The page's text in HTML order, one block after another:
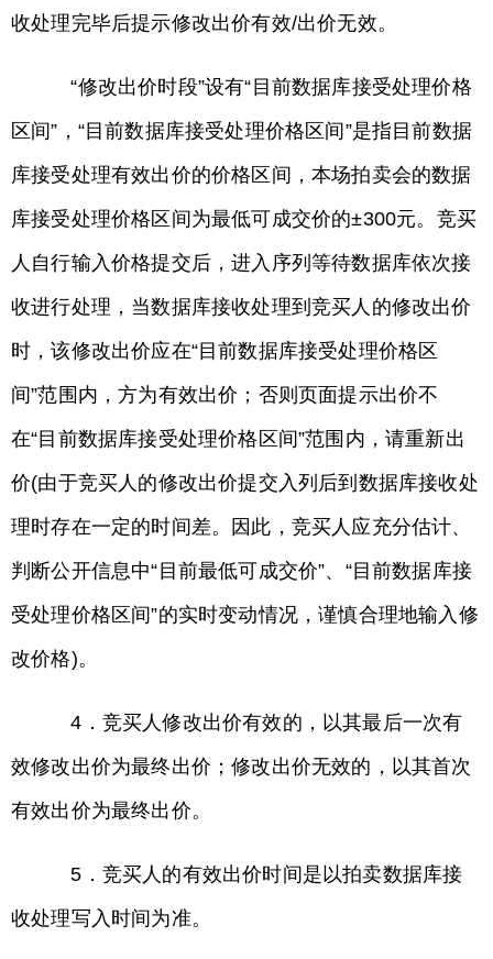
收处理完毕后提示修改出价有效/出价无效。
“修改出价时段”设有“目前数据库接受处理价格
区间”，“目前数据库接受处理价格区间”是指目前数据
库接受处理有效出价的价格区间，本场拍卖会的数据
库接受处理价格区间为最低可成交价的±300元。竞买
人自行输入价格提交后，进入序列等待数据库依次接
收进行处理，当数据库接收处理到竞买人的修改出价
时，该修改出价应在“目前数据库接受处理价格区
间”范围内，方为有效出价；否则页面提示出价不
在“目前数据库接受处理价格区间”范围内，请重新出
价(由于竞买人的修改出价提交入列后到数据库接收处
理时存在一定的时间差。因此，竞买人应充分估计、
判断公开信息中“目前最低可成交价”、“目前数据库接
受处理价格区间”的实时变动情况，谨慎合理地输入修
改价格)。
4．竞买人修改出价有效的，以其最后一次有
效修改出价为最终出价；修改出价无效的，以其首次
有效出价为最终出价。
5．竞买人的有效出价时间是以拍卖数据库接
收处理写入时间为准。